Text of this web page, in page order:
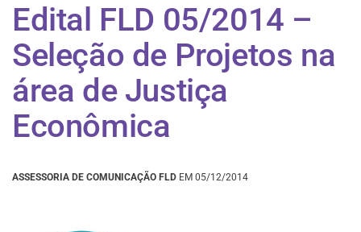
Edital FLD 05/2014 –
Seleção de Projetos na
área de Justiça
Econômica
ASSESSORIA DE COMUNICAÇÃO FLD EM 05/12/2014